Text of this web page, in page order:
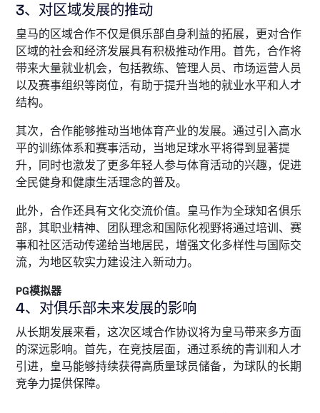
3、对区域发展的推动
皇马的区域合作不仅是俱乐部自身利益的拓展，更对合作
区域的社会和经济发展具有积极推动作用。首先，合作将
带来大量就业机会，包括教练、管理人员、市场运营人员
以及赛事组织等岗位，有助于提升当地的就业水平和人才
结构。
其次，合作能够推动当地体育产业的发展。通过引入高水
平的训练体系和赛事活动，当地足球水平将得到显著提
升，同时也激发了更多年轻人参与体育活动的兴趣，促进
全民健身和健康生活理念的普及。
此外，合作还具有文化交流价值。皇马作为全球知名俱乐
部，其职业精神、团队理念和国际化视野将通过培训、赛
事和社区活动传递给当地居民，增强文化多样性与国际交
流，为地区软实力建设注入新动力。
PG模拟器
4、对俱乐部未来发展的影响
从长期发展来看，这次区域合作协议将为皇马带来多方面
的深远影响。首先，在竞技层面，通过系统的青训和人才
引进，皇马能够持续获得高质量球员储备，为球队的长期
竞争力提供保障。